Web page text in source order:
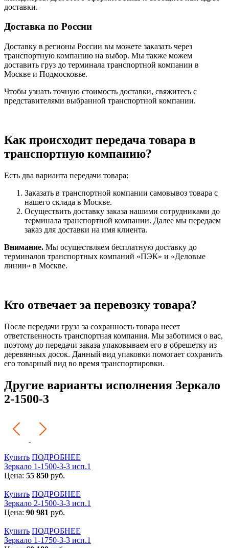
доставки.
Доставка по России
Доставку в регионы России вы можете заказать через
транспортную компанию на выбор. Мы также можем
доставить груз до терминала транспортной компании в
Москве и Подмосковье.
Чтобы узнать точную стоимость доставки, свяжитесь с
представителями выбранной транспортной компании.
Как происходит передача товара в
транспортную компанию?
Есть два варианта передачи товара:
Заказать в транспортной компании самовывоз товара с
нашего склада в Москве.
Осуществить доставку заказа нашими сотрудниками до
терминала транспортной компании. Далее мы передаем
заказ для доставки на имя клиента.
Внимание. Мы осуществляем бесплатную доставку до
терминалов транспортных компаний «ПЭК» и «Деловые
линии» в Москве.
Кто отвечает за перевозку товара?
После передачи груза за сохранность товара несет
ответственность транспортная компания. Мы заботимся о вас,
поэтому до передачи заказа упаковываем его в обрешетку из
деревянных досок. Данный вид упаковки помогает сохранить
его товарный вид во время транспортировки.
Другие варианты исполнения Зеркало
2-1500-3
Купить ПОДРОБНЕЕ
Зеркало 1-1500-3-3 исп.1
Цена: 55 850 руб.
Купить ПОДРОБНЕЕ
Зеркало 2-1500-3-3 исп.1
Цена: 90 981 руб.
Купить ПОДРОБНЕЕ
Зеркало 1-1750-3-3 исп.1